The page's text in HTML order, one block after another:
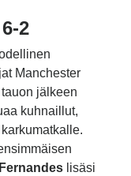
2
Manchester
jälkeen
kuhnaillut,
lisäsi